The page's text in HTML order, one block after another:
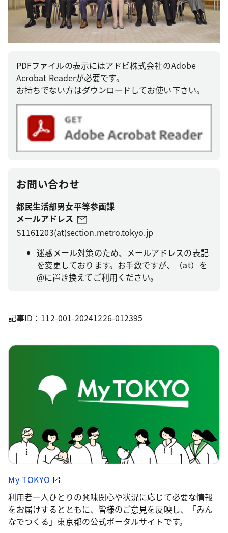
PDFファイルの表示にはアドビ株式会社のAdobe
Acrobat Readerが必要です。
お持ちでない方はダウンロードしてお使い下さい。
お問い合わせ
都民生活部男女平等参画課
メールアドレス
S1161203(at)section.metro.tokyo.jp
迷惑メール対策のため、メールアドレスの表記
を変更しております。お手数ですが、（at）を
@に置き換えてご利用ください。
記事ID：112-001-20241226-012395
My TOKYO
利用者一人ひとりの興味関心や状況に応じて必要な情報
をお届けするとともに、皆様のご意見を反映し、「みん
なでつくる」東京都の公式ポータルサイトです。